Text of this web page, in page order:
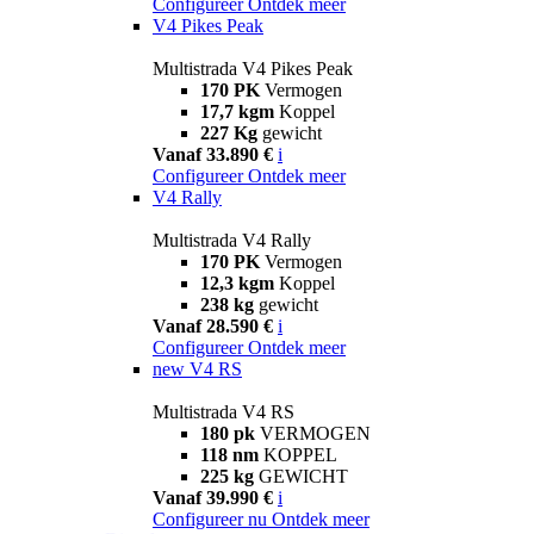
V4 Pikes Peak
Multistrada V4 Pikes Peak
170 PK Vermogen
17,7 kgm Koppel
227 Kg gewicht
Vanaf 33.890 € i
Configureer Ontdek meer
V4 Rally
Multistrada V4 Rally
170 PK Vermogen
12,3 kgm Koppel
238 kg gewicht
Vanaf 28.590 € i
Configureer Ontdek meer
new V4 RS
Multistrada V4 RS
180 pk VERMOGEN
118 nm KOPPEL
225 kg GEWICHT
Vanaf 39.990 € i
Configureer nu Ontdek meer